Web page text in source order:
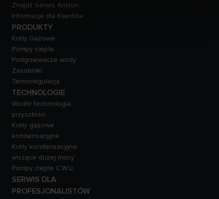
Znajdź Serwis Ariston
Informacje dla Klientów
PRODUKTY
Kotły Gazowe
Pompy ciepła
Podgrzewacze wody
Zasobniki
Termoregulacja
TECHNOLOGIE
Wodór technologia
przyszłości
Kotły gazowe
kondensacyjne
Kotły kondensacyjne
wiszące dużej mocy
Pompy ciepła C.W.U.
SERWIS DLA
PROFESJONALISTÓW